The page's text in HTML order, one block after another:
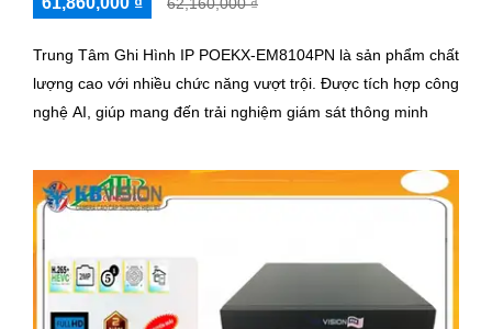
Trung Tâm Ghi Hình IP POEKX-EM8104PN là sản phẩm chất
lượng cao với nhiều chức năng vượt trội. Được tích hợp công
nghệ AI, giúp mang đến trải nghiệm giám sát thông minh